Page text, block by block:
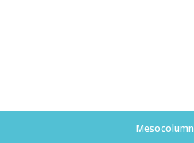
Mesocolumn